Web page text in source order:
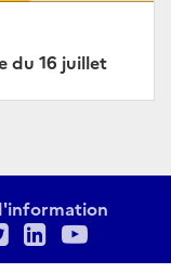
du 16 juillet
TwitterLinkedIn